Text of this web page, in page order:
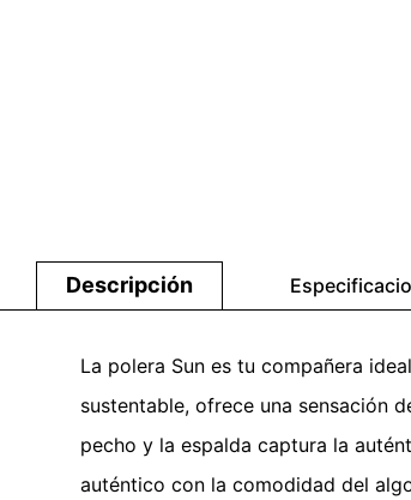
Descripción
La polera Sun es tu compañera
sustentable, ofrece una sensación
pecho y la espalda captura la
auténtico con la comodidad del